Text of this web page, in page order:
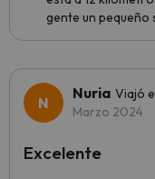
gente un pequeño
Nuria Viajó
Marzo 2024
Excelente